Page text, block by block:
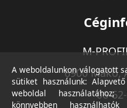
M-
6900 Makó,
06-
A weboldalunkon válogatott
sütiket használunk:
weboldal
könnyebben